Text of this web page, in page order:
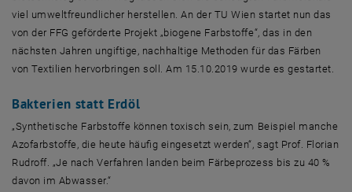
viel umweltfreundlicher herstellen. An der TU Wien startet nun das
von der FFG geförderte Projekt „biogene Farbstoffe“, das in den
nächsten Jahren ungiftige, nachhaltige Methoden für das Färben
von Textilien hervorbringen soll. Am 15.10.2019 wurde es gestartet.
Bakterien statt Erdöl
„Synthetische Farbstoffe können toxisch sein, zum Beispiel manche
Azofarbstoffe, die heute häufig eingesetzt werden“, sagt Prof. Florian
Rudroff. „Je nach Verfahren landen beim Färbeprozess bis zu 40 %
davon im Abwasser.“